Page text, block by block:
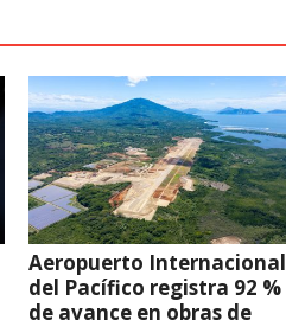
Aeropuerto Internacional
del Pacífico registra 92 %
de avance en obras de